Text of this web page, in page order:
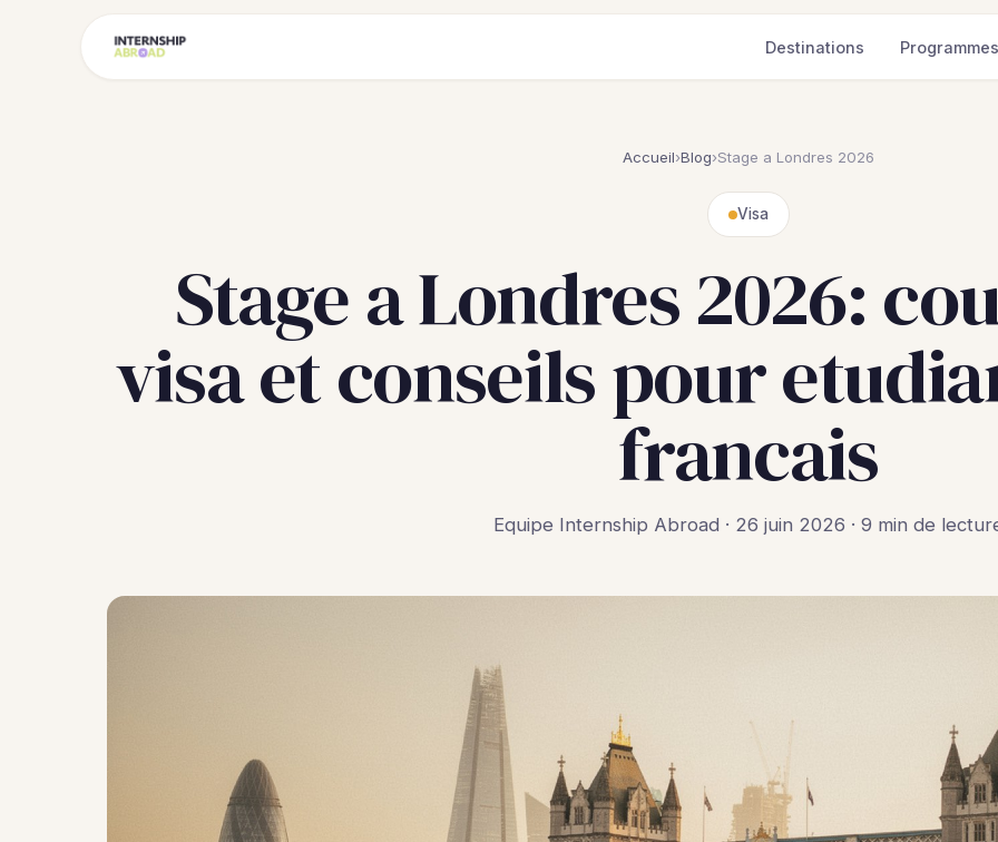
Destinations Programmes
Accueil›Blog›Stage a Londres 2026
Visa
Stage a Londres 2026:
visa et conseils pour
francais
Equipe Internship Abroad · 26 juin 2026 · 9 min de